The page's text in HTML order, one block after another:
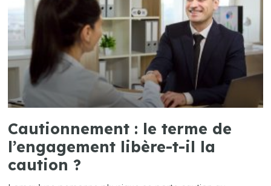
Cautionnement : le terme de
l’engagement libère-t-il la
caution ?